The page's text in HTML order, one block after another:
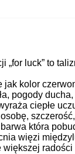
„for luck” to
kolor
pogody
ciepłe
która
więzi
radości